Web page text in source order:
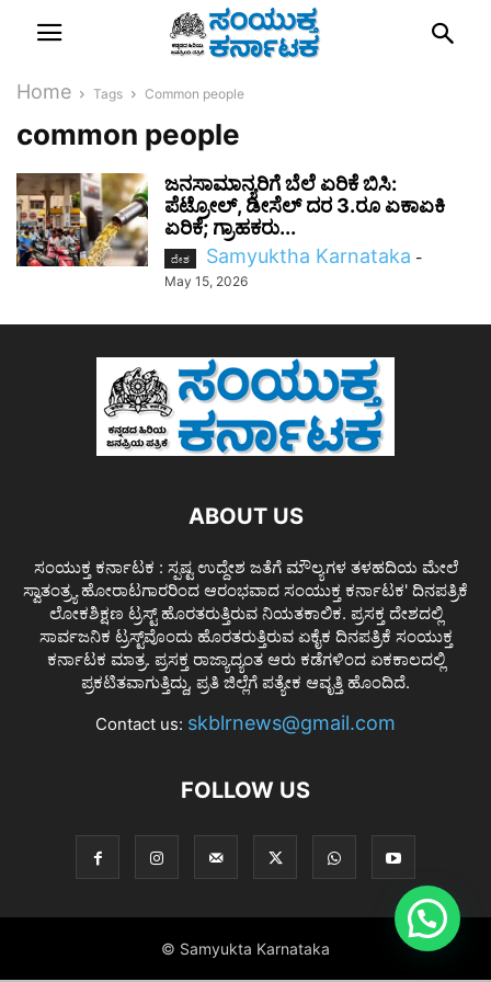
Home Tags Common people
common people
ಜನಸಾಮಾನ್ಯರಿಗೆ ಬೆಲೆ ಏರಿಕೆ ಬಿಸಿ:
ಪೆಟ್ರೋಲ್, ಡೀಸೆಲ್ ದರ 3.ರೂ ಏಕಾಏಕಿ
ಏರಿಕೆ; ಗ್ರಾಹಕರು...
ದೇಶ Samyuktha Karnataka -
May 15, 2026
ABOUT US
ಸಂಯುಕ್ತ ಕರ್ನಾಟಕ : ಸ್ಪಷ್ಟ ಉದ್ದೇಶ ಜತೆಗೆ ಮೌಲ್ಯಗಳ ತಳಹದಿಯ ಮೇಲೆ
ಸ್ವಾತಂತ್ರ್ಯ ಹೋರಾಟಗಾರರಿಂದ ಆರಂಭವಾದ ಸಂಯುಕ್ತ ಕರ್ನಾಟಕ' ದಿನಪತ್ರಿಕೆ
ಲೋಕಶಿಕ್ಷಣ ಟ್ರಸ್ಟ್ ಹೊರತರುತ್ತಿರುವ ನಿಯತಕಾಲಿಕ. ಪ್ರಸಕ್ತ ದೇಶದಲ್ಲಿ
ಸಾರ್ವಜನಿಕ ಟ್ರಸ್ಟ್‌ವೊಂದು ಹೊರತರುತ್ತಿರುವ ಏಕೈಕ ದಿನಪತ್ರಿಕೆ ಸಂಯುಕ್ತ
ಕರ್ನಾಟಕ ಮಾತ್ರ. ಪ್ರಸಕ್ತ ರಾಜ್ಯಾದ್ಯಂತ ಆರು ಕಡೆಗಳಿಂದ ಏಕಕಾಲದಲ್ಲಿ
ಪ್ರಕಟಿತವಾಗುತ್ತಿದ್ದು, ಪ್ರತಿ ಜಿಲ್ಲೆಗೆ ಪತ್ಯೇಕ ಆವೃತ್ತಿ ಹೊಂದಿದೆ.
Contact us: skblrnews@gmail.com
FOLLOW US
© Samyukta Karnataka